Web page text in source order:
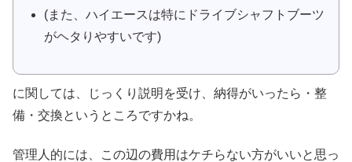
(また、ハイエースは特にドライブシャフトブーツ
がヘタりやすいです)
に関しては、じっくり説明を受け、納得がいったら・整
備・交換というところですかね。
管理人的には、この辺の費用はケチらない方がいいと思っ